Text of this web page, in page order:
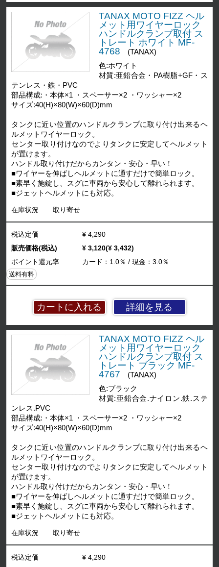
TANAX MOTO FIZZ ヘル
メット用ワイヤーロック
ハンドルクランプ取付 ス
トレート ホワイト MF-
4768
(TANAX)
色:ホワイト
材質:亜鉛合金・PA樹脂+GF・ス
テンレス・鉄・PVC
部品構成:・本体×1 ・スペーサー×2 ・ワッシャー×2
サイズ:40(H)×80(W)×60(D)mm
タンクに近い位置のハンドルクランプに取り付け出来るヘ
ルメットワイヤーロック。
センター取り付けなのでよりタンクに安定してヘルメット
が置けます。
ハンドル取り付けだからカンタン・安心・早い！
■ワイヤーを伸ばしヘルメットに通すだけで簡単ロック。
■素早く施錠し、スグに車両から安心して離れられます。
■ジェットヘルメットにも対応。
在庫状況 取り寄せ
詳細を見る
税込定価
¥ 4,290
販売価格(税込)
¥ 3,120(¥ 3,432)
ポイント還元率
カード：1.0％ / 現金：3.0％
送料有料
TANAX MOTO FIZZ ヘル
メット用ワイヤーロック
ハンドルクランプ取付 ス
トレート ブラック MF-
4767
(TANAX)
色:ブラック
材質:亜鉛合金.ナイロン.鉄.ステ
ンレス.PVC
部品構成:・本体×1 ・スペーサー×2 ・ワッシャー×2
サイズ:40(H)×80(W)×60(D)mm
タンクに近い位置のハンドルクランプに取り付け出来るヘ
ルメットワイヤーロック。
センター取り付けなのでよりタンクに安定してヘルメット
が置けます。
ハンドル取り付けだからカンタン・安心・早い！
■ワイヤーを伸ばしヘルメットに通すだけで簡単ロック。
■素早く施錠し、スグに車両から安心して離れられます。
■ジェットヘルメットにも対応。
在庫状況 取り寄せ
税込定価 ¥ 4,290